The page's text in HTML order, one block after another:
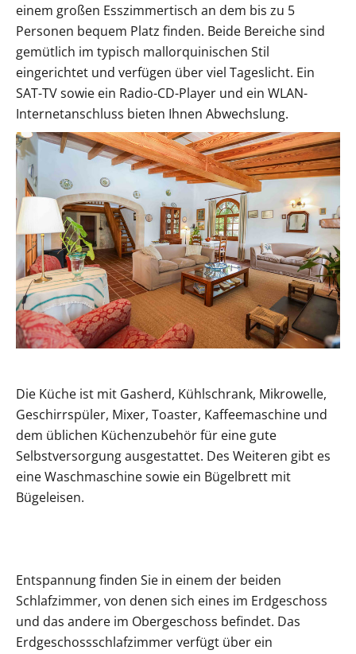
einem großen Esszimmertisch an dem bis zu 5
Personen bequem Platz finden. Beide Bereiche sind
gemütlich im typisch mallorquinischen Stil
eingerichtet und verfügen über viel Tageslicht. Ein
SAT-TV sowie ein Radio-CD-Player und ein WLAN-
Internetanschluss bieten Ihnen Abwechslung.
Die Küche ist mit Gasherd, Kühlschrank, Mikrowelle,
Geschirrspüler, Mixer, Toaster, Kaffeemaschine und
dem üblichen Küchenzubehör für eine gute
Selbstversorgung ausgestattet. Des Weiteren gibt es
eine Waschmaschine sowie ein Bügelbrett mit
Bügeleisen.
Entspannung finden Sie in einem der beiden
Schlafzimmer, von denen sich eines im Erdgeschoss
und das andere im Obergeschoss befindet. Das
Erdgeschossschlafzimmer verfügt über ein